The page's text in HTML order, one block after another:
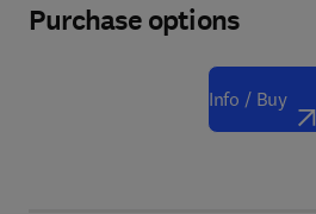
Purchase options
Info / Buy